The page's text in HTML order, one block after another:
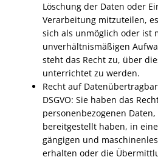
Löschung der Daten oder
Verarbeitung mitzuteilen,
sich als unmöglich oder ist
unverhältnismäßigen
steht das Recht zu, über
unterrichtet zu werden.
Recht auf
DSGVO: Sie haben das
personenbezogenen Daten,
bereitgestellt haben, in
gängigen und
erhalten oder die